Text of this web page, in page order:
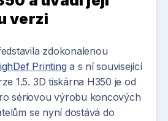
verzi
zdokonalenou
Printinga s ní související
1.5. 3D tiskárna H350 je od
sériovou výrobu koncových
se nyní dostává do